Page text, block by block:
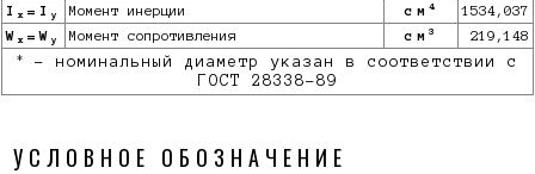
I x =I y Момент инерции см 4
1534,037
W x =W y Момент сопротивления см 3 219,148
*
- номинальный диаметр указан в соответствии с
ГОСТ 28338-89
УСЛОВНОЕ ОБОЗНАЧЕНИЕ